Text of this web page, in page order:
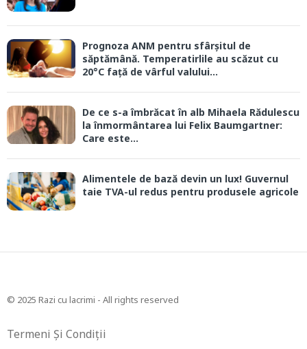
Prognoza ANM pentru sfârșitul de
săptămână. Temperatirlile au scăzut cu
20°C față de vârful valului...
De ce s-a îmbrăcat în alb Mihaela Rădulescu
la înmormântarea lui Felix Baumgartner:
Care este...
Alimentele de bază devin un lux! Guvernul
taie TVA-ul redus pentru produsele agricole
© 2025 Razi cu lacrimi - All rights reserved
Termeni Și Condiții